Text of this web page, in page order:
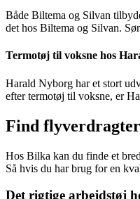
Både Biltema og Silvan
det hos Biltema og Silvan.
Termotøj til voksne hos
Harald Nyborg har et stort
efter termotøj til voksne, er
Find
Hos Bilka kan du finde et
Så hvis du har brug for en
Det rigtige arbejdstøj